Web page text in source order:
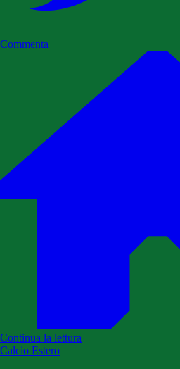
Commenta
Continua la lettura
Calcio Estero